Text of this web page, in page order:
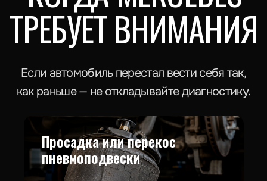
Просадка или перекос
пневмоподвески
от 3000 ₽
Замена масла и фильтров
Компьютерная диагностика Mercedes
от 600 ₽
года выпуска автомобиля Mercedes